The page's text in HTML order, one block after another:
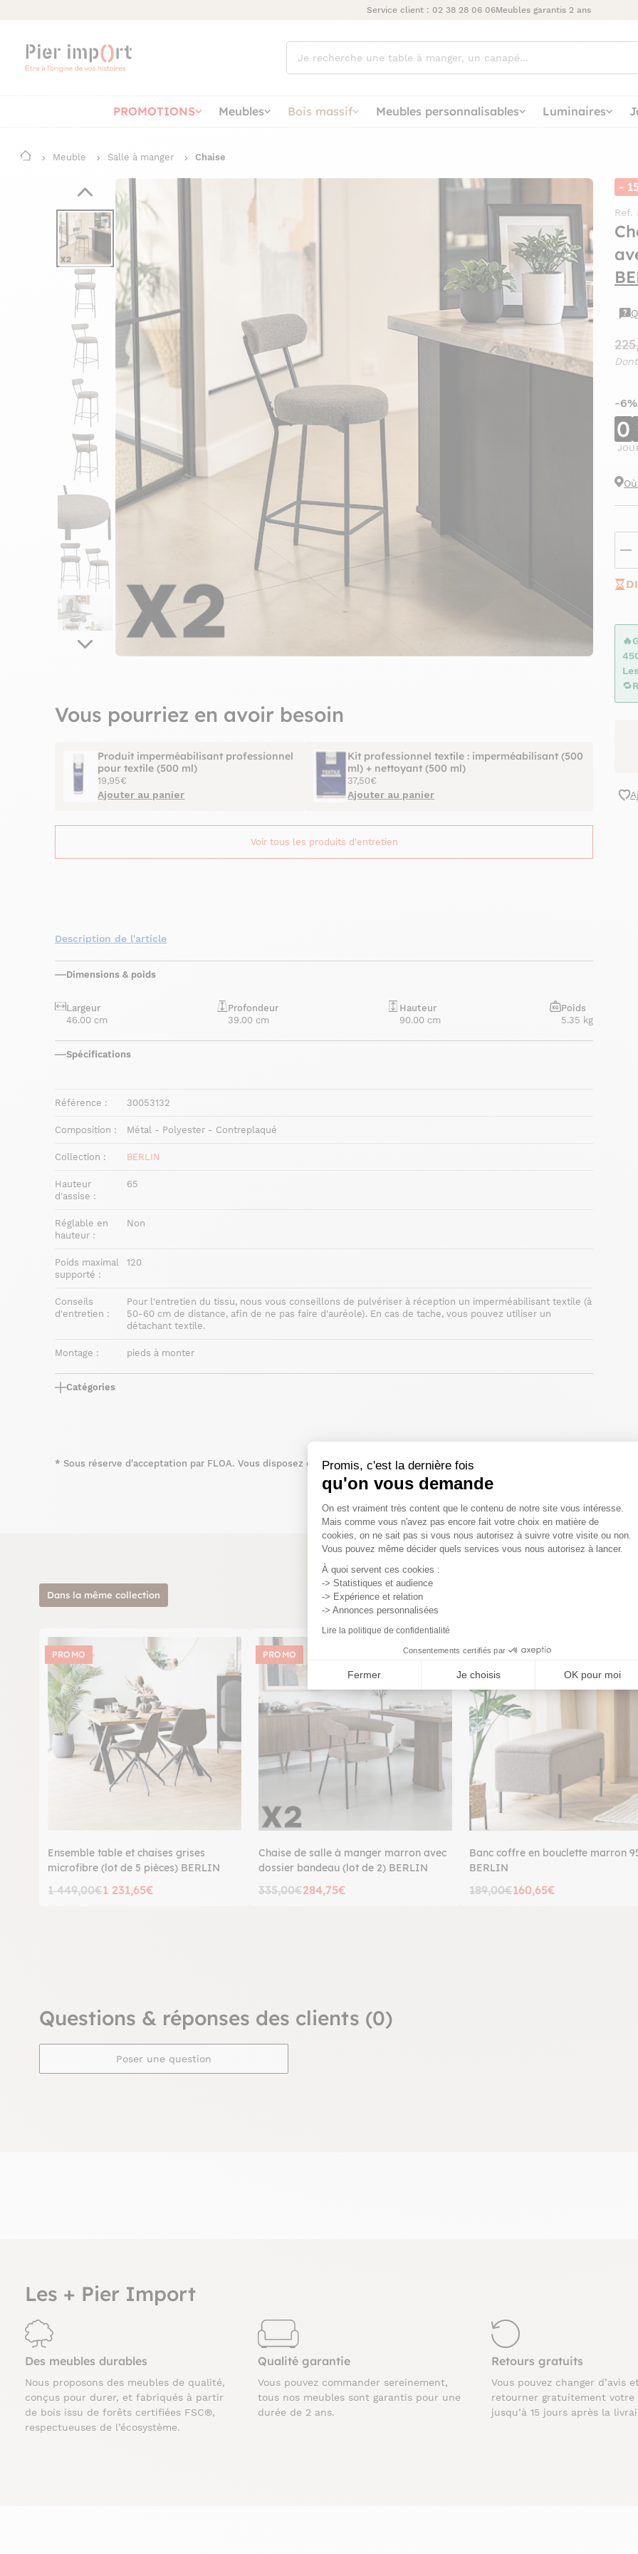
Promis, c'est la dernière fois
qu'on vous demande
Plateforme de Gestion du
On est vraiment très content que le contenu de notre site vous intéresse.
Mais comme vous n'avez pas encore fait votre choix en matière de
cookies, on ne sait pas si vous nous autorisez à suivre votre visite ou non.
Vous pouvez même décider quels services vous nous autorisez à lancer.
À quoi servent ces cookies :
-> Statistiques et audience
-> Expérience et relation
-> Annonces personnalisées
Lire la politique de confidentialité
Consentements certifiés par
Fermer Je choisis OK pour moi
Service client : 02 38 28 06 06Meubles garantis 2 ans
cherchez
vous ?
PROMOTIONS Meubles Bois massif Meubles personnalisables Luminaires
Meuble Salle à manger Chaise
-
Ref.
-
0
🔁
Vous pourriez en avoir besoin
Produit imperméabilisant professionnel
pour textile (500 ml)
19,95€
Ajouter au panier
Kit professionnel textile : imperméabilisant (500
ml) + nettoyant (500 ml)
37,50€
Ajouter au panier
Voir tous les produits d'entretien
Description de l'article
Dimensions & poids
Largeur
46.00 cm
Profondeur
39.00 cm
Hauteur
90.00 cm
Poids
5.35 kg
Spécifications
Référence : 30053132
Composition : Métal - Polyester - Contreplaqué
Collection : BERLIN
Hauteur
d'assise :
65
Réglable en
hauteur :
Non
Poids maximal
supporté :
120
Conseils
d'entretien :
Pour l'entretien du tissu, nous vous conseillons de pulvériser à réception un imperméabilisant textile (à
50-60 cm de distance, afin de ne pas faire d'auréole). En cas de tache, vous pouvez utiliser un
détachant textile.
Montage : pieds à monter
Catégories
* Sous réserve d'acceptation par FLOA. Vous disposez du délai légal de rétractation.
Dans la même collection
PROMO
Ensemble table et chaises grises
microfibre (lot de 5 pièces) BERLIN
1 449,00€1 231,65€
PROMO
Chaise de salle à manger marron avec
dossier bandeau (lot de 2) BERLIN
335,00€284,75€
PROMO
Banc coffre en bouclette marron
BERLIN
189,00€160,65€
Questions & réponses des clients (0)
Poser une question
Les + Pier Import
Des meubles durables
Nous proposons des meubles de qualité,
conçus pour durer, et fabriqués à partir
de bois issu de forêts certifiées FSC®,
respectueuses de l’écosystème.
Qualité garantie
Vous pouvez commander sereinement,
tous nos meubles sont garantis pour une
durée de 2 ans.
Retours gratuits
Vous pouvez changer d’avis
retourner gratuitement votre
jusqu’à 15 jours après la